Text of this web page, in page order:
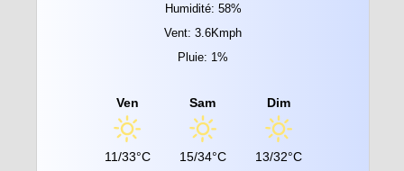
Humidité: 58%
Vent: 3.6Kmph
Pluie: 1%
Ven
11/33°C
Sam
15/34°C
Dim
13/32°C